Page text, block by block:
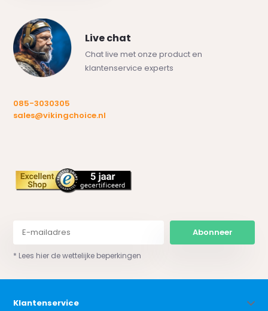
Live chat
Chat live met onze product en
klantenservice experts
085-3030305
sales@vikingchoice.nl
Abonneer
* Lees hier de wettelijke beperkingen
Klantenservice